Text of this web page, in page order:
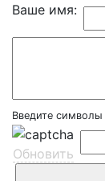
Ваше имя:
Введите
Обновить